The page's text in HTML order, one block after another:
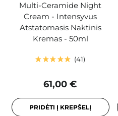
Multi-Ceramide Night
Cream - Intensyvus
Atstatomasis Naktinis
Kremas - 50ml
41
61,00 €
PRIDĖTI Į KREPŠELĮ